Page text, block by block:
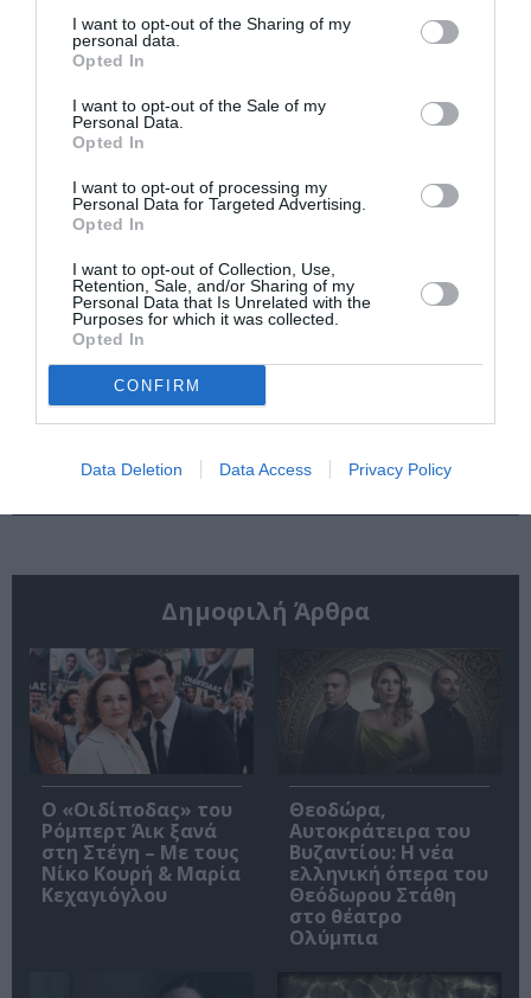
I want to opt-out of the Sharing of my
personal data.
Opted In
I want to opt-out of the Sale of my
Personal Data.
Opted In
I want to opt-out of processing my
Personal Data for Targeted Advertising.
Opted In
I want to opt-out of Collection, Use,
Retention, Sale, and/or Sharing of my
Personal Data that Is Unrelated with the
Purposes for which it was collected.
Opted In
CONFIRM
Data Deletion Data Access Privacy Policy
Η μακρά λίστα με
τις υποψηφιότητες
για το Βραβείο
Booker 2026
Έκθεση Βιβλίου
«Παρεμποδίζοντας
την αποστασία,
Ιουλιανά 1965»:
βιβλίου στο
Μεταξουργείο
Σκοτάδι:
βιβλίου στα Public
Συντάγματος
Δημοφιλή Άρθρα
O «Οιδίποδας» του
Ρόμπερτ Άικ ξανά
στη Στέγη – Με τους
Νίκο Κουρή & Μαρία
Κεχαγιόγλου
Θεοδώρα,
Αυτοκράτειρα του
Βυζαντίου: Η νέα
ελληνική όπερα του
Θεόδωρου Στάθη
στο θέατρο
Ολύμπια